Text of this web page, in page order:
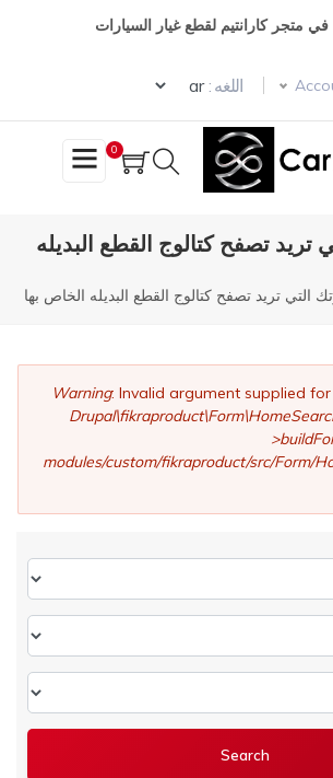
في متجر كارانتيم لقطع غيار السيارات
اللغه :
Select your language
0
تريد تصفح كتالوج القطع البديله
التي تريد تصفح كتالوج القطع البديله الخاص بها
Warning: Invalid argument supplied
modules/custom/fikraproduct/src/Form/